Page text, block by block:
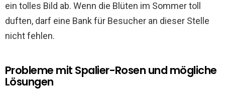
ein tolles Bild ab. Wenn die Blüten im Sommer toll
duften, darf eine Bank für Besucher an dieser Stelle
nicht fehlen.
Probleme mit Spalier-Rosen und mögliche
Lösungen